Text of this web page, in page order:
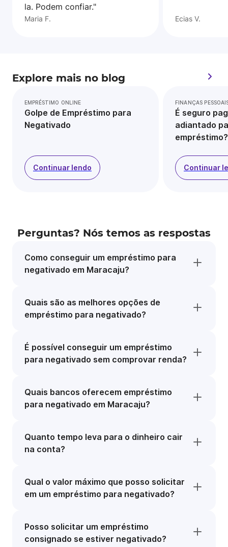
la. Podem confiar."
Maria F. Ecias V.
Explore mais no blog
EMPRÉSTIMO ONLINE
Golpe de Empréstimo para
Negativado
Continuar lendo
FINANÇAS
É seguro
adiantado
empréstimo?
Continuar
Perguntas? Nós temos as respostas
Como conseguir um empréstimo para
negativado em Maracaju?
Quais são as melhores opções de
empréstimo para negativado?
É possível conseguir um empréstimo
para negativado sem comprovar renda?
Quais bancos oferecem empréstimo
para negativado em Maracaju?
Quanto tempo leva para o dinheiro cair
na conta?
Qual o valor máximo que posso solicitar
em um empréstimo para negativado?
Posso solicitar um empréstimo
consignado se estiver negativado?